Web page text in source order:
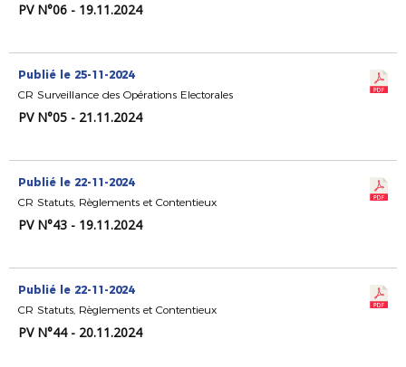
PV N°06 - 19.11.2024
Publié le 25-11-2024
CR Surveillance des Opérations Electorales
PV N°05 - 21.11.2024
Publié le 22-11-2024
CR Statuts, Règlements et Contentieux
PV N°43 - 19.11.2024
Publié le 22-11-2024
CR Statuts, Règlements et Contentieux
PV N°44 - 20.11.2024